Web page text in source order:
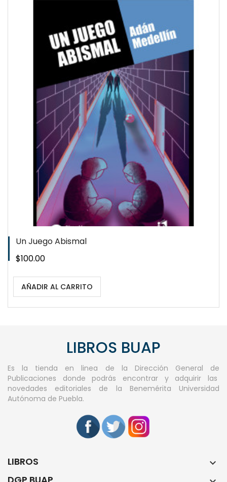
Un Juego Abismal
Precio
$100.00
AÑADIR AL CARRITO
QUICKVIEW
WISHLIST
LIBROS BUAP
Es la tienda en linea de la Dirección General de
Publicaciones donde podrás encontrar y adquirir las
novedades editoriales de la Benemérita Universidad
Autónoma de Puebla.
LIBROS 